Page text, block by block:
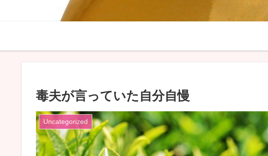
毒夫が言っていた自分自慢
Uncategorized